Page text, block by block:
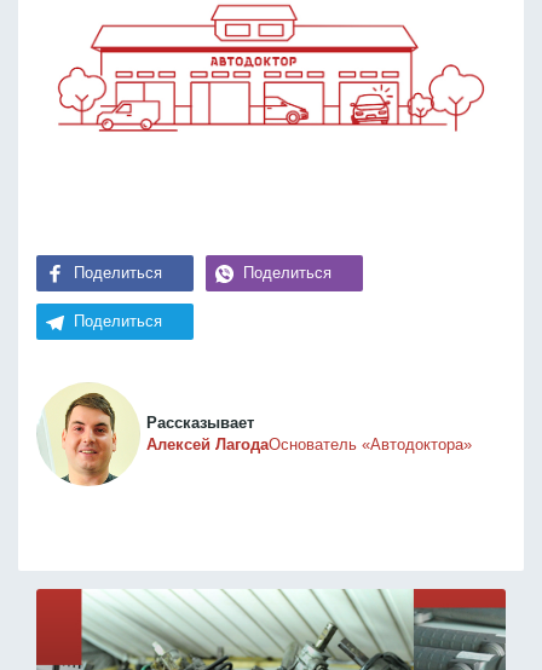
Поделиться Поделиться
Поделиться
Рассказывает
Алексей ЛагодаОснователь «Автодоктора»